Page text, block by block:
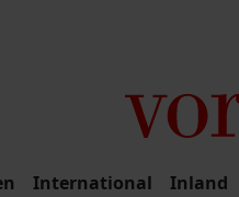
International Inland